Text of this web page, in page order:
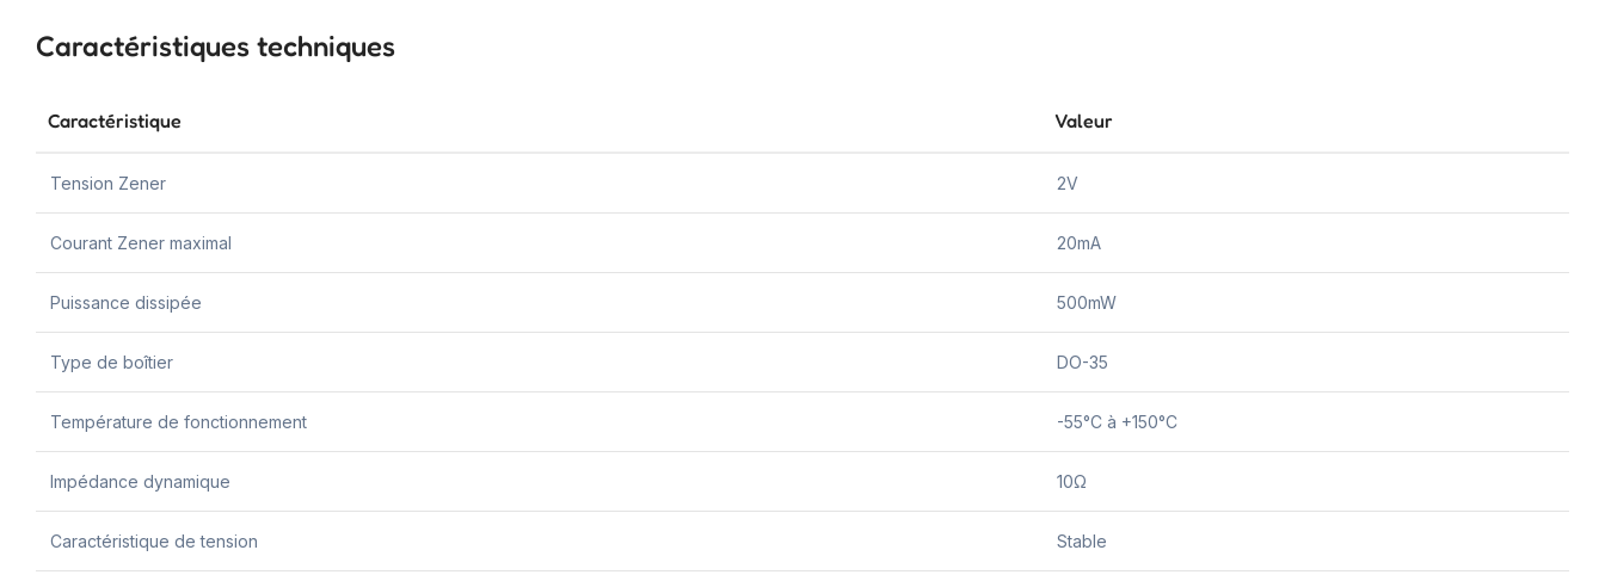
Caractéristiques techniques
Caractéristique Valeur
Tension Zener 2V
Courant Zener maximal 20mA
Puissance dissipée 500mW
Type de boîtier DO-35
Température de fonctionnement -55°C à +150°C
Impédance dynamique 10Ω
Caractéristique de tension Stable